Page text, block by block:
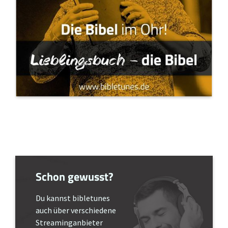
Schon gewusst?
Du kannst bibletunes
auch über verschiedene
Streaminganbieter